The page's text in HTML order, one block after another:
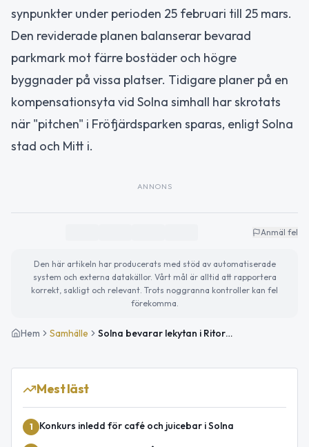
synpunkter under perioden 25 februari till 25 mars.
Den reviderade planen balanserar bevarad
parkmark mot färre bostäder och högre
byggnader på vissa platser. Tidigare planer på en
kompensationsyta vid Solna simhall har skrotats
när "pitchen" i Fröfjärdsparken sparas, enligt Solna
stad och Mitt i.
ANNONS
Anmäl fel
Den här artikeln har producerats med stöd av automatiserade
system och externa datakällor. Vårt mål är alltid att rapportera
korrekt, sakligt och relevant. Trots noggranna kontroller kan fel
förekomma.
Hem Samhälle Solna bevarar lekytan i Ritorp och minskar antalet bostäder
Mest läst
1 Konkurs inledd för café och juicebar i Solna